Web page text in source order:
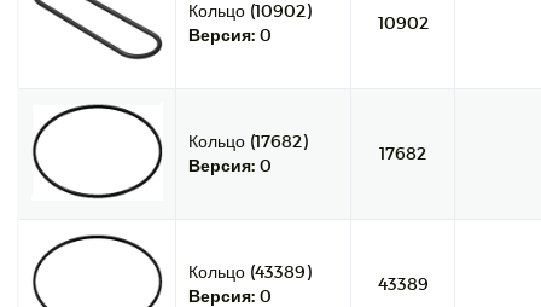
Кольцо (10902)
Версия: 0
10902
Кольцо (17682)
Версия: 0
17682
Кольцо (43389)
Версия: 0
43389